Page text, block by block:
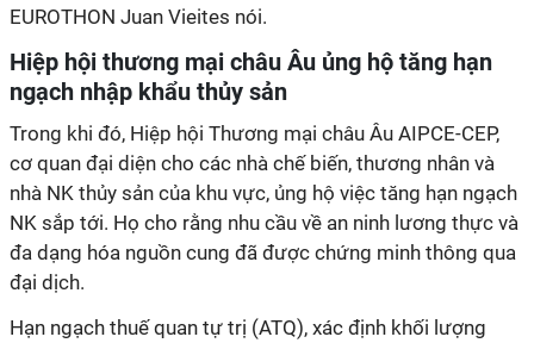
EUROTHON Juan Vieites nói.
Hiệp hội thương mại châu Âu ủng hộ tăng hạn
ngạch nhập khẩu thủy sản
Trong khi đó, Hiệp hội Thương mại châu Âu AIPCE-CEP,
cơ quan đại diện cho các nhà chế biến, thương nhân và
nhà NK thủy sản của khu vực, ủng hộ việc tăng hạn ngạch
NK sắp tới. Họ cho rằng nhu cầu về an ninh lương thực và
đa dạng hóa nguồn cung đã được chứng minh thông qua
đại dịch.
Hạn ngạch thuế quan tự trị (ATQ), xác định khối lượng